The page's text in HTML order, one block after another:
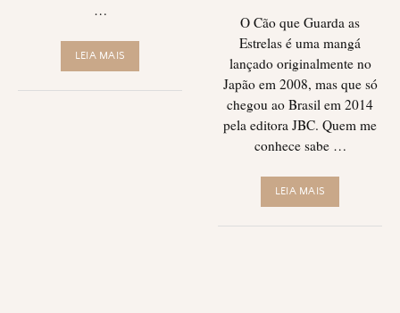
…
LEIA MAIS
O Cão que Guarda as
Estrelas é uma mangá
lançado originalmente no
Japão em 2008, mas que só
chegou ao Brasil em 2014
pela editora JBC. Quem me
conhece sabe …
LEIA MAIS